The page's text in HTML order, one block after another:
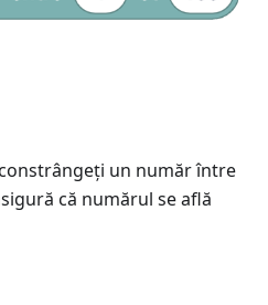
un număr între
că numărul se află